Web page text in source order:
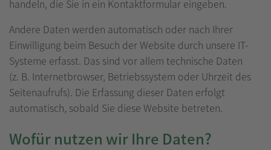
handeln, die Sie in ein Kontaktformular eingeben.
Andere Daten werden automatisch oder nach Ihrer
Einwilligung beim Besuch der Website durch unsere IT-
Systeme erfasst. Das sind vor allem technische Daten
(z. B. Internetbrowser, Betriebssystem oder Uhrzeit des
Seitenaufrufs). Die Erfassung dieser Daten erfolgt
automatisch, sobald Sie diese Website betreten.
Wofür nutzen wir Ihre Daten?